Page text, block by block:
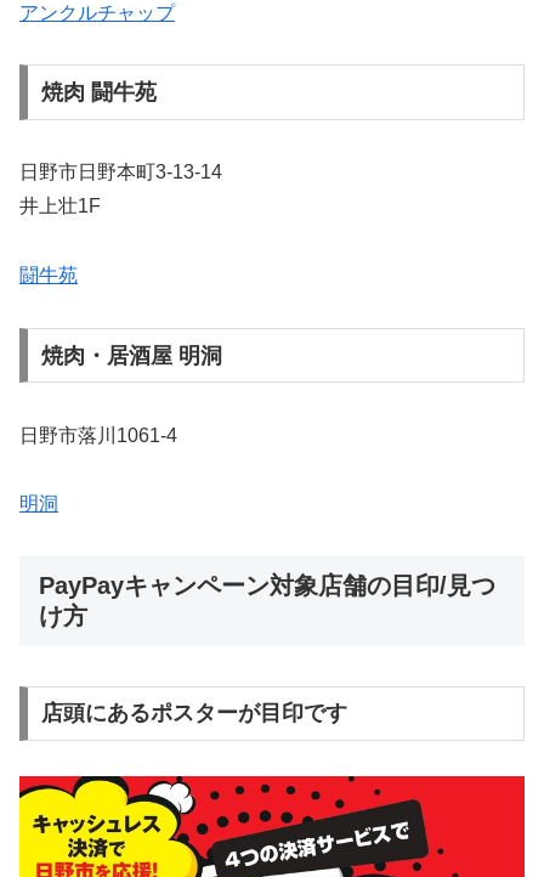
アンクルチャップ
焼肉 闘牛苑
日野市日野本町3-13-14
井上壮1F
闘牛苑
焼肉・居酒屋 明洞
日野市落川1061-4
明洞
PayPayキャンペーン対象店舗の目印/見つ
け方
店頭にあるポスターが目印です